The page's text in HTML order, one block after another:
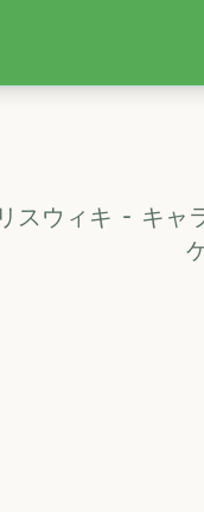
スウィキ - キャ